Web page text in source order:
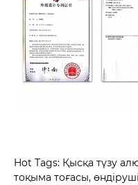
Hot Tags: Қысқа түзу
тоқыма тоғасы,